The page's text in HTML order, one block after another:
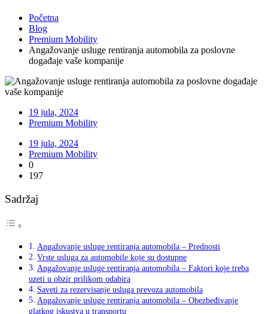
Početna
Blog
Premium Mobility
Angažovanje usluge rentiranja automobila za poslovne
događaje vaše kompanije
19 jula, 2024
Premium Mobility
19 jula, 2024
Premium Mobility
0
197
Sadržaj
Angažovanje usluge rentiranja automobila – Prednosti
Vrste usluga za automobile koje su dostupne
Angažovanje usluge rentiranja automobila – Faktori koje treba
uzeti u obzir prilikom odabira
Saveti za rezervisanje usluga prevoza automobila
Angažovanje usluge rentiranja automobila – Obezbeđivanje
glatkog iskustva u transportu